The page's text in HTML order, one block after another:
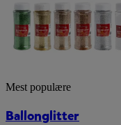
Mest populære
Ballonglitter